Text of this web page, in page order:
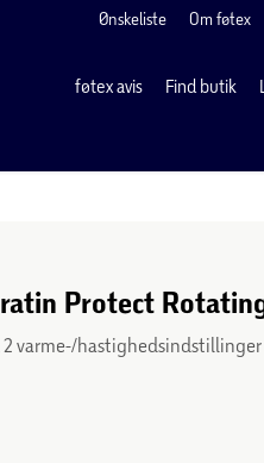
Ønskeliste Om føtex
føtex avis Find butik
Protect
2 varme-/hastighedsindstillinger